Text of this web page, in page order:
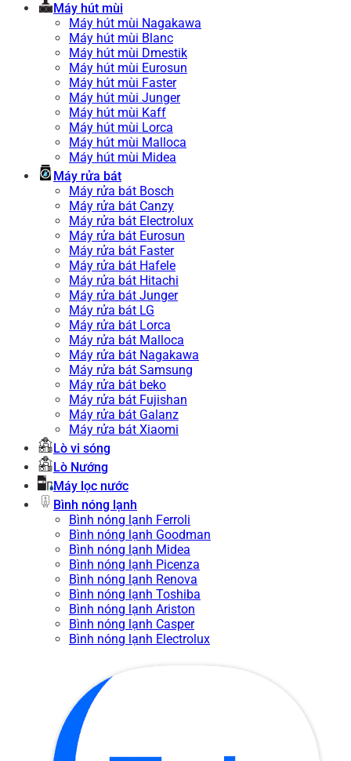
Máy hút mùi
Máy hút mùi Nagakawa
Máy hút mùi Blanc
Máy hút mùi Dmestik
Máy hút mùi Eurosun
Máy hút mùi Faster
Máy hút mùi Junger
Máy hút mùi Kaff
Máy hút mùi Lorca
Máy hút mùi Malloca
Máy hút mùi Midea
Máy rửa bát
Máy rửa bát Bosch
Máy rửa bát Canzy
Máy rửa bát Electrolux
Máy rửa bát Eurosun
Máy rửa bát Faster
Máy rửa bát Hafele
Máy rửa bát Hitachi
Máy rửa bát Junger
Máy rửa bát LG
Máy rửa bát Lorca
Máy rửa bát Malloca
Máy rửa bát Nagakawa
Máy rửa bát Samsung
Máy rửa bát beko
Máy rửa bát Fujishan
Máy rửa bát Galanz
Máy rửa bát Xiaomi
Lò vi sóng
Lò Nướng
Máy lọc nước
Bình nóng lạnh
Bình nóng lạnh Ferroli
Bình nóng lạnh Goodman
Bình nóng lạnh Midea
Bình nóng lạnh Picenza
Bình nóng lạnh Renova
Bình nóng lạnh Toshiba
Bình nóng lạnh Ariston
Bình nóng lạnh Casper
Bình nóng lạnh Electrolux